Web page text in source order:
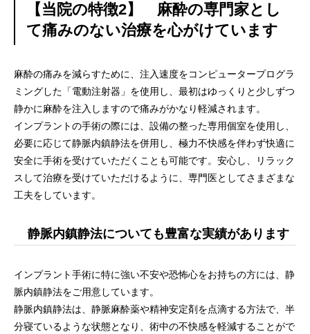
【当院の特徴2】 麻酔の専門家とし
て痛みのない治療を心がけています
麻酔の痛みを減らすために、注入速度をコンピュータープログラ
ミングした「電動注射器」を使用し、最初はゆっくりと少しずつ
静かに麻酔を注入しますので痛みがかなり軽減されます。
インプラントの手術の際には、設備の整った専用個室を使用し、
必要に応じて静脈内鎮静法を併用し、極力不快感を伴わず快適に
安全に手術を受けていただくことも可能です。安心し、リラック
スして治療を受けていただけるように、専門医としてさまざまな
工夫をしています。
静脈内鎮静法についても豊富な実績があります
インプラント手術に特に強い不安や恐怖心をお持ちの方には、静
脈内鎮静法をご用意しています。
静脈内鎮静法は、静脈麻酔薬や精神安定剤を点滴する方法で、半
分寝ているような状態となり、術中の不快感を軽減することがで